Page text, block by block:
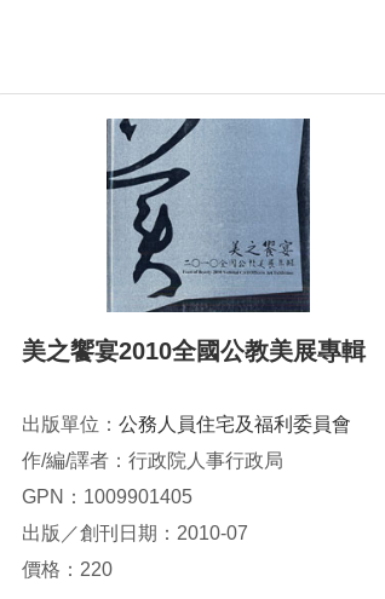
美之饗宴2010全國公教美展專輯
出版單位： 公務人員住宅及福利委員會
作/編/譯者：行政院人事行政局
GPN：1009901405
出版／創刊日期：2010-07
價格：220